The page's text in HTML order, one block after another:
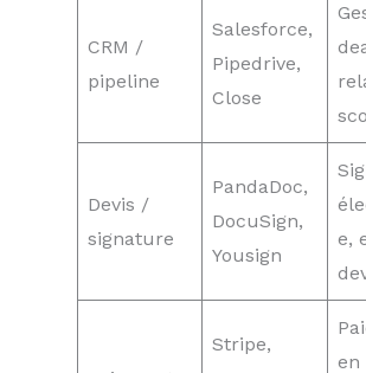
CRM /
pipeline
Salesforce,
Pipedrive,
Close
Devis /
signature
PandaDoc,
DocuSign,
Yousign
e,
Stripe,
en